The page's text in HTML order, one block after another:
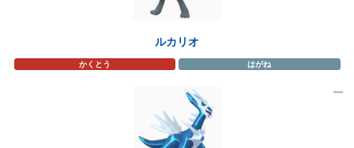
ルカリオ
かくとう はがね